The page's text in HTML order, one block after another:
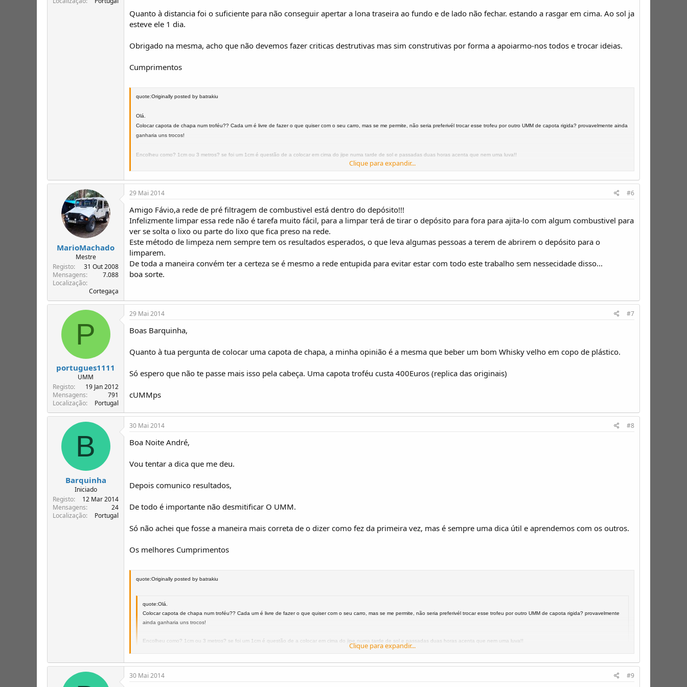
Quanto à distancia foi o suficiente para não conseguir apertar a lona traseira ao fundo e de lado não fechar. estando a rasgar em cima. Ao sol ja
esteve ele 1 dia.
Obrigado na mesma, acho que não devemos fazer criticas destrutivas mas sim construtivas por forma a apoiarmo-nos todos e trocar ideias.
Cumprimentos
quote:Originally posted by batrakiu
Olá.
Colocar capota de chapa num troféu?? Cada um é livre de fazer o que quiser com o seu carro, mas se me permite, não seria preferivél trocar esse trofeu por outro UMM de capota rigida? provavelmente ainda
ganharia uns trocos!
Encolheu como? 1cm ou 3 metros? se foi um 1cm é questão de a colocar em cima do jipe numa tarde de sol e passadas duas horas acenta que nem uma luva!!
De qualquer das formas sei onde está uma original para venda, o preço
André Santos
UMM Alter Turbo 1991
UMM Alter Troféu 1992
Altura - Algarve
..." não joga o Matic, joga o Manel, o importante é jogarmos com onze..."
Clique para expandir...
MarioMachado
Mestre
Registo
31 Out 2008
Mensagens
7.088
Localização
Cortegaça
29 Mai 2014 #6
Amigo Fávio,a rede de pré filtragem de combustivel está dentro do depósito!!!
Infelizmente limpar essa rede não é tarefa muito fácil, para a limpar terá de tirar o depósito para fora para ajita-lo com algum combustivel para
ver se solta o lixo ou parte do lixo que fica preso na rede.
Este método de limpeza nem sempre tem os resultados esperados, o que leva algumas pessoas a terem de abrirem o depósito para o
limparem.
De toda a maneira convém ter a certeza se é mesmo a rede entupida para evitar estar com todo este trabalho sem nessecidade disso...
boa sorte.
P
portugues1111
UMM
Registo
19 Jan 2012
Mensagens
791
Localização
Portugal
29 Mai 2014 #7
Boas Barquinha,
Quanto à tua pergunta de colocar uma capota de chapa, a minha opinião é a mesma que beber um bom Whisky velho em copo de plástico.
Só espero que não te passe mais isso pela cabeça. Uma capota troféu custa 400Euros (replica das originais)
cUMMps
B
Barquinha
Iniciado
Registo
12 Mar 2014
Mensagens
24
Localização
Portugal
30 Mai 2014 #8
Boa Noite André,
Vou tentar a dica que me deu.
Depois comunico resultados,
De todo é importante não desmitificar O UMM.
Só não achei que fosse a maneira mais correta de o dizer como fez da primeira vez, mas é sempre uma dica útil e aprendemos com os outros.
Os melhores Cumprimentos
quote:Originally posted by batrakiu
quote:Olá.
Colocar capota de chapa num troféu?? Cada um é livre de fazer o que quiser com o seu carro, mas se me permite, não seria preferivél trocar esse trofeu por outro UMM de capota rigida? provavelmente
ainda ganharia uns trocos!
Encolheu como? 1cm ou 3 metros? se foi um 1cm é questão de a colocar em cima do jipe numa tarde de sol e passadas duas horas acenta que nem uma luva!!
De qualquer das formas sei onde está uma original para venda, o preço
Clique para expandir...
30 Mai 2014 #9